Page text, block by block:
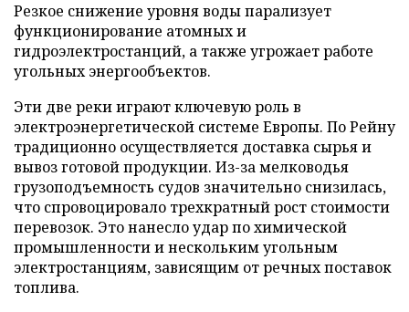
Резкое снижение уровня воды парализует
функционирование атомных и
гидроэлектростанций, а также угрожает работе
угольных энергообъектов.
Эти две реки играют ключевую роль в
электроэнергетической системе Европы. По Рейну
традиционно осуществляется доставка сырья и
вывоз готовой продукции. Из-за мелководья
грузоподъемность судов значительно снизилась,
что спровоцировало трехкратный рост стоимости
перевозок. Это нанесло удар по химической
промышленности и нескольким угольным
электростанциям, зависящим от речных поставок
топлива.